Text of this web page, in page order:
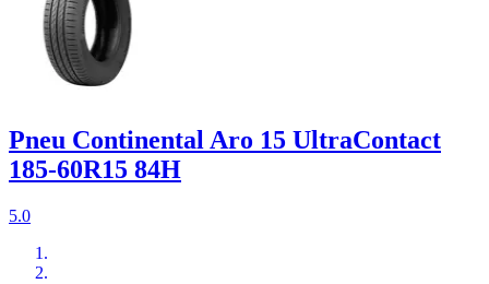
Pneu Continental Aro 15 UltraContact
185-60R15 84H
5.0